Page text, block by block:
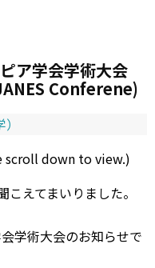
ア学会学術大会
Conferene)
scroll down to view.)
えてまいりました。
学術大会のお知らせで